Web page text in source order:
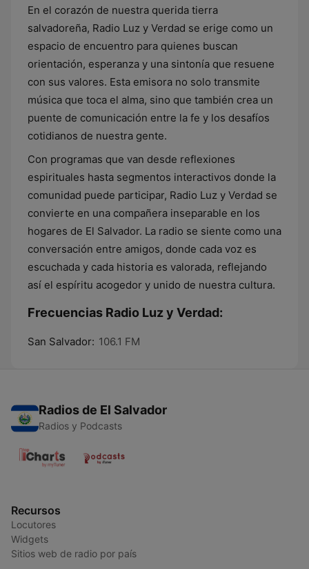
En el corazón de nuestra querida tierra
salvadoreña, Radio Luz y Verdad se erige como un
espacio de encuentro para quienes buscan
orientación, esperanza y una sintonía que resuene
con sus valores. Esta emisora no solo transmite
música que toca el alma, sino que también crea un
puente de comunicación entre la fe y los desafíos
cotidianos de nuestra gente.
Con programas que van desde reflexiones
espirituales hasta segmentos interactivos donde la
comunidad puede participar, Radio Luz y Verdad se
convierte en una compañera inseparable en los
hogares de El Salvador. La radio se siente como una
conversación entre amigos, donde cada voz es
escuchada y cada historia es valorada, reflejando
así el espíritu acogedor y unido de nuestra cultura.
Frecuencias Radio Luz y Verdad:
San Salvador: 106.1 FM
Radios de El Salvador
Radios y Podcasts
Recursos
Locutores
Widgets
Sitios web de radio por país